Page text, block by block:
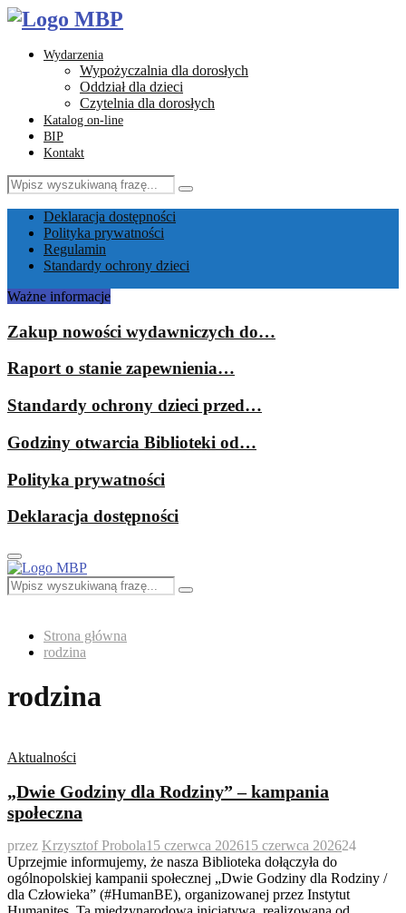
Wydarzenia
Wypożyczalnia dla dorosłych
Oddział dla dzieci
Czytelnia dla dorosłych
Katalog on-line
BIP
Kontakt
Search
for:
Search
Deklaracja dostępności
Polityka prywatności
Regulamin
Standardy ochrony dzieci
Ważne informacje
Zakup nowości wydawniczych do…
Raport o stanie zapewnienia…
Standardy ochrony dzieci przed…
Godziny otwarcia Biblioteki od…
Polityka prywatności
Deklaracja dostępności
Primary
Menu
Search
for:
Search
Strona główna
rodzina
rodzina
Aktualności
„Dwie Godziny dla Rodziny” – kampania
społeczna
przez Krzysztof Probola15 czerwca 202615 czerwca 202624
Uprzejmie informujemy, że nasza Biblioteka dołączyła do
ogólnopolskiej kampanii społecznej „Dwie Godziny dla Rodziny /
dla Człowieka” (#HumanBE), organizowanej przez Instytut